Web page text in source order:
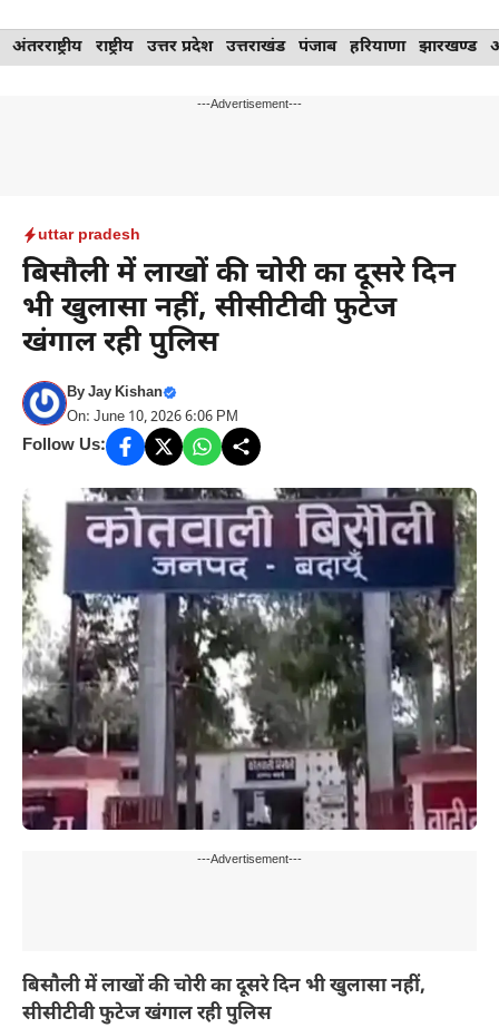
Skip
to
अंतरराष्ट्रीय राष्ट्रीय उत्तर प्रदेश उत्तराखंड पंजाब हरियाणा झारखण्ड
---Advertisement---
uttar pradesh
बिसौली में लाखों की चोरी का दूसरे दिन
भी खुलासा नहीं, सीसीटीवी फुटेज
खंगाल रही पुलिस
ByJay Kishan
On: June 10, 2026 6:06 PM
Follow Us:
---Advertisement---
बिसौली में लाखों की चोरी का दूसरे दिन भी खुलासा नहीं,
सीसीटीवी फुटेज खंगाल रही पुलिस